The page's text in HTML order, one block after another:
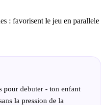
: favorisent le jeu en parallele
pour debuter - ton enfant
la pression de la